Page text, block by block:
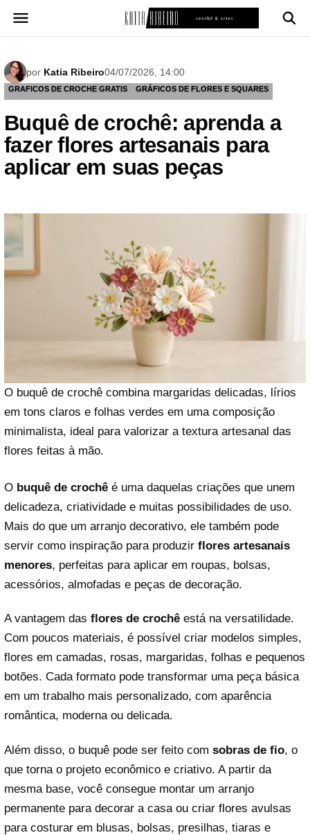
para
por Katia Ribeiro04/07/2026, 14:00
GRAFICOS DE CROCHE GRATIS GRÁFICOS DE FLORES E SQUARES
Buquê de crochê: aprenda a
fazer flores artesanais para
aplicar em suas peças
O buquê de crochê combina margaridas delicadas, lírios
em tons claros e folhas verdes em uma composição
minimalista, ideal para valorizar a textura artesanal das
flores feitas à mão.
O buquê de crochê é uma daquelas criações que unem
delicadeza, criatividade e muitas possibilidades de uso.
Mais do que um arranjo decorativo, ele também pode
servir como inspiração para produzir flores artesanais
menores, perfeitas para aplicar em roupas, bolsas,
acessórios, almofadas e peças de decoração.
A vantagem das flores de crochê está na versatilidade.
Com poucos materiais, é possível criar modelos simples,
flores em camadas, rosas, margaridas, folhas e pequenos
botões. Cada formato pode transformar uma peça básica
em um trabalho mais personalizado, com aparência
romântica, moderna ou delicada.
Além disso, o buquê pode ser feito com sobras de fio, o
que torna o projeto econômico e criativo. A partir da
mesma base, você consegue montar um arranjo
permanente para decorar a casa ou criar flores avulsas
para costurar em blusas, bolsas, presilhas, tiaras e